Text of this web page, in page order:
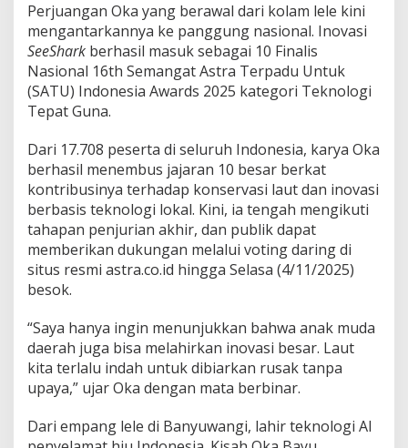
Perjuangan Oka yang berawal dari kolam lele kini
mengantarkannya ke panggung nasional. Inovasi
SeeShark berhasil masuk sebagai 10 Finalis
Nasional 16th Semangat Astra Terpadu Untuk
(SATU) Indonesia Awards 2025 kategori Teknologi
Tepat Guna.
Dari 17.708 peserta di seluruh Indonesia, karya Oka
berhasil menembus jajaran 10 besar berkat
kontribusinya terhadap konservasi laut dan inovasi
berbasis teknologi lokal. Kini, ia tengah mengikuti
tahapan penjurian akhir, dan publik dapat
memberikan dukungan melalui voting daring di
situs resmi astra.co.id hingga Selasa (4/11/2025)
besok.
“Saya hanya ingin menunjukkan bahwa anak muda
daerah juga bisa melahirkan inovasi besar. Laut
kita terlalu indah untuk dibiarkan rusak tanpa
upaya,” ujar Oka dengan mata berbinar.
Dari empang lele di Banyuwangi, lahir teknologi AI